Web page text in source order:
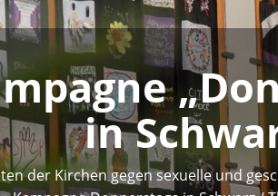
in
der Kirchen gegen sexuelle und